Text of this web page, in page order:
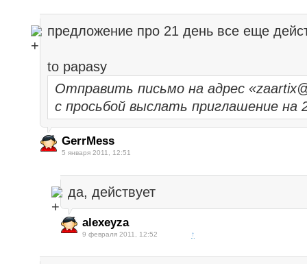
предложение про 21 день все еще
to papasy
Отправить письмо на адрес
с просьбой выслать приглашение на
GerrMess
5 января 2011, 12:51
да, действует
alexeyza
9 февраля 2011, 12:52 ↑